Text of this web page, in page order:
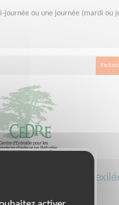
journée ou une journée (mardi ou
les personnes